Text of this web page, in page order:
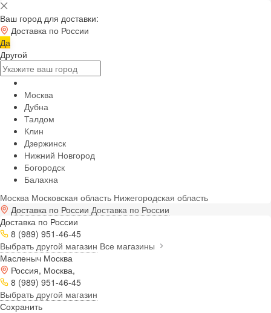
Ваш город для доставки:
Доставка по России
Да
Другой
Москва
Дубна
Талдом
Клин
Дзержинск
Нижний Новгород
Богородск
Балахна
Москва Московская область Нижегородская область
Доставка по России Доставка по России
Доставка по России
8 (989) 951-46-45
Выбрать другой магазин Все магазины
Масленыч Москва
Россия, Москва,
8 (989) 951-46-45
Выбрать другой магазин
Сохранить